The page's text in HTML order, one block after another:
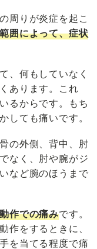
周りが炎症を起こ
囲によって、症状
、何もしていなく
あります。これ
るからです。もち
しても痛いです。
の外側、背中、肘
なく、肘や腕がジ
など腕のほうまで
作での痛みです。
作をするときに、
を当てる程度で痛